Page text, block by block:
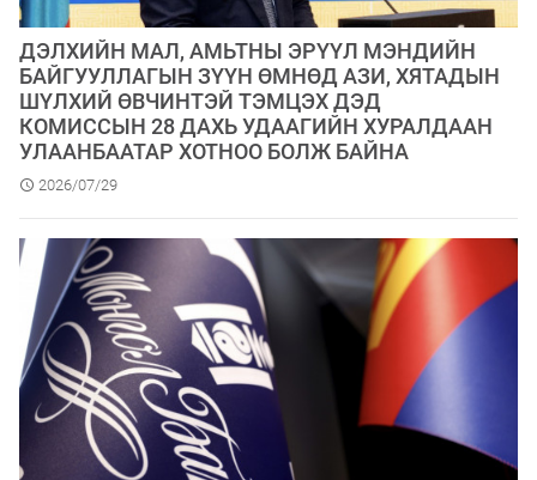
​ДЭЛХИЙН МАЛ, АМЬТНЫ ЭРҮҮЛ МЭНДИЙН
БАЙГУУЛЛАГЫН ЗҮҮН ӨМНӨД АЗИ, ХЯТАДЫН
ШҮЛХИЙ ӨВЧИНТЭЙ ТЭМЦЭХ ДЭД
КОМИССЫН 28 ДАХЬ УДААГИЙН ХУРАЛДААН
УЛААНБААТАР ХОТНОО БОЛЖ БАЙНА
2026/07/29